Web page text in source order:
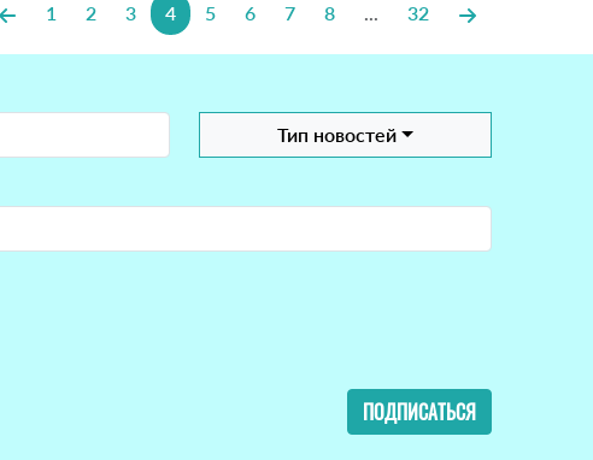
1 2 3 4 5 6 7 8 ... 32
Тип новостей
ПОДПИСАТЬСЯ